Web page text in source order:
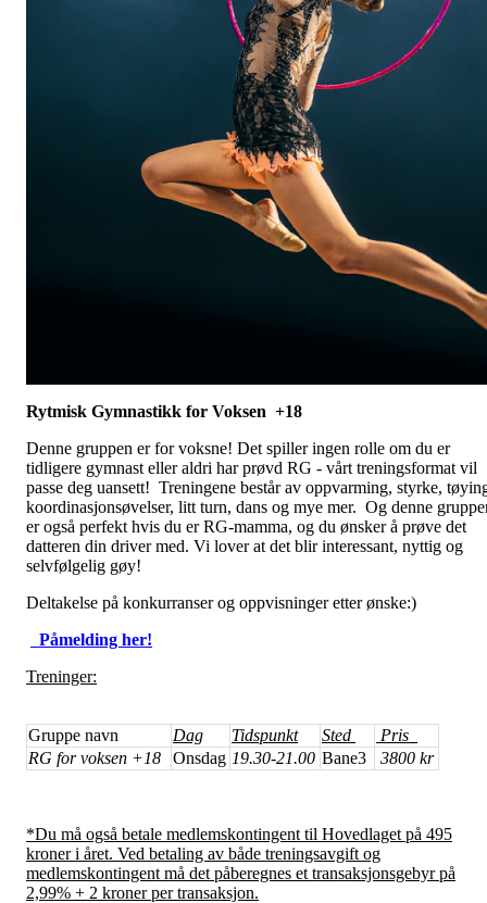
Rytmisk Gymnastikk for Voksen +18
Denne gruppen er for voksne! Det spiller ingen rolle om du er
tidligere gymnast eller aldri har prøvd RG - vårt treningsformat vil
passe deg uansett! Treningene består av oppvarming, styrke,
koordinasjonsøvelser, litt turn, dans og mye mer. Og denne
er også perfekt hvis du er RG-mamma, og du ønsker å prøve det
datteren din driver med. Vi lover at det blir interessant, nyttig og
selvfølgelig gøy!
Deltakelse på konkurranser og oppvisninger etter ønske:)
Påmelding her!
Treninger:
Gruppe navn Dag Tidspunkt Sted
Pris
RG for voksen +18
Onsdag 19.30-21.00 Bane3 3800 kr
*Du må også betale medlemskontingent til Hovedlaget på 495
kroner i året. Ved betaling av både treningsavgift og
medlemskontingent må det påberegnes et transaksjonsgebyr på
2,99% + 2 kroner per transaksjon.